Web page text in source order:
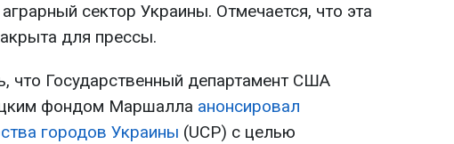
сектор Украины. Отмечается, что эта
для прессы.
что Государственный департамент США
фондом Маршалла анонсировал
городов Украины (UCP) с целью